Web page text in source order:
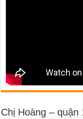
Chị Hoàng – quận